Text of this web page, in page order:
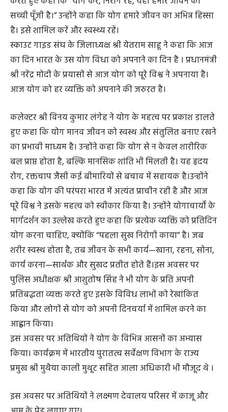
छत्तीसगढ़ बीज निगम के अध्यक्ष श्री चंद्रहास चंद्राकर ने कहा कि ने
सभी प्रदेशवासियों से योग को दैनिक जीवन में अपनाने की अपील
करते हुए कहा कि “योग करें, निरोग रहें, यही हमारे जीवन की
सच्ची पूँजी है।” उन्होंने कहा कि योग हमारे जीवन का अभिन्न हिस्सा
है। इसे शामिल करें और स्वस्थ्य रहें।
स्काउट गाइड संघ के जिलाध्यक्ष श्री येतराम साहू ने कहा कि आज
का दिन भारत के उस योग विधा को अपनाने का दिन है । प्रधानमंत्री
श्री नरेंद्र मोदी के प्रयासों से आज योग को पूरे विश्व ने अपनाया है।
आज योग को हर व्यक्ति को अपनाने की जरुरत है।
कलेक्टर श्री विनय कुमार लंगेह ने योग के महत्व पर प्रकाश डालते
हुए कहा कि योग मानव जीवन को स्वस्थ और संतुलित बनाए रखने
का प्रभावी माध्यम है। उन्होंने कहा कि योग से न केवल शारीरिक
बल प्राप्त होता है, बल्कि मानसिक शांति भी मिलती है। यह हृदय
रोग, रक्तचाप जैसी कई बीमारियों से बचाव में सहायक है।उन्होंने
कहा कि योग की परंपरा भारत में अत्यंत प्राचीन रही है और आज
पूरे विश्व ने इसके महत्व को स्वीकार किया है। उन्होंने योगाचार्यों के
मार्गदर्शन का उल्लेख करते हुए कहा कि प्रत्येक व्यक्ति को प्रतिदिन
योग करना चाहिए, क्योंकि “पहला सुख निरोगी काया” है। जब
शरीर स्वस्थ होता है, तब जीवन के सभी कार्य—खाना, रहना, सोना,
कार्य करना—सार्थक और सुखद प्रतीत होते हैं।इस अवसर पर
पुलिस अधीक्षक श्री आशुतोष सिंह ने भी योग के प्रति अपनी
प्रतिबद्धता व्यक्त करते हुए इसके विविध लाभों को रेखांकित
किया और लोगों से योग को अपनी दिनचर्या में शामिल करने का
आह्वान किया।
इस अवसर पर अतिथियों ने योग के विभिन्न आसनों का अभ्यास
किया। कार्यक्रम में भारतीय पुरातत्व सर्वेक्षण विभाग के राज्य
प्रमुख श्री मुथैया काली मुथूट सहित आला अधिकारी भी मौजूद थे ।